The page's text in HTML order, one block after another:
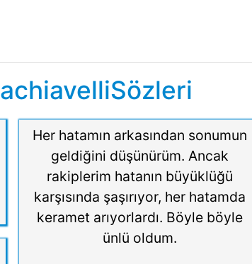
Her hatamın arkasından sonumun
geldiğini düşünürüm. Ancak
rakiplerim hatanın büyüklüğü
karşısında şaşırıyor, her hatamda
keramet arıyorlardı. Böyle böyle
ünlü oldum.